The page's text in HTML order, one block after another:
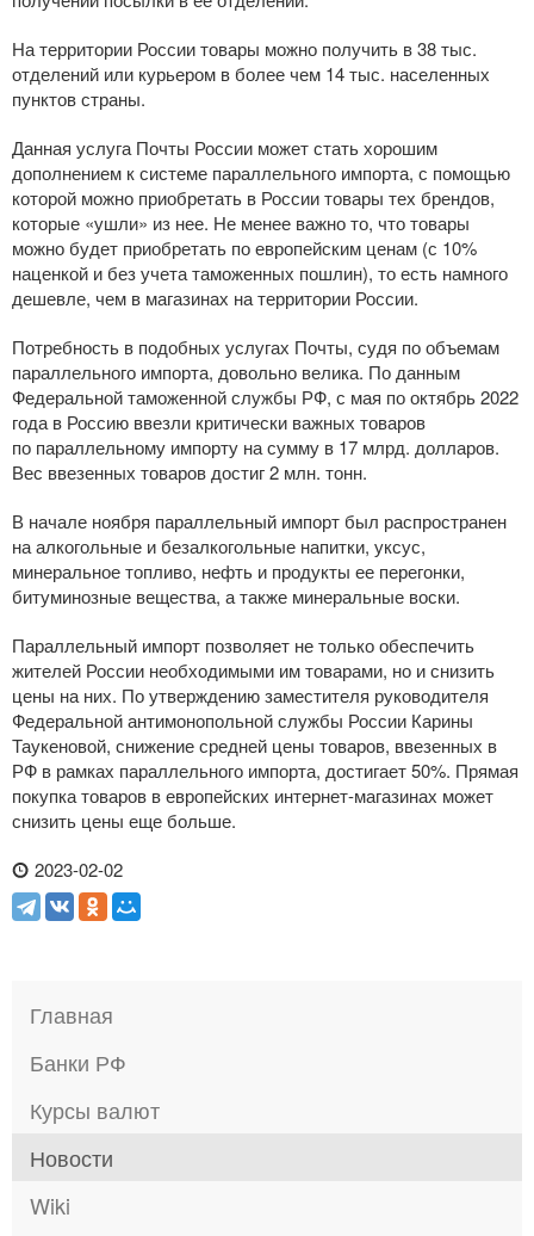
На территории России товары можно получить в 38 тыс.
отделений или курьером в более чем 14 тыс. населенных
пунктов страны.
Данная услуга Почты России может стать хорошим
дополнением к системе параллельного импорта, с помощью
которой можно приобретать в России товары тех брендов,
которые «ушли» из нее. Не менее важно то, что товары
можно будет приобретать по европейским ценам (с 10%
наценкой и без учета таможенных пошлин), то есть намного
дешевле, чем в магазинах на территории России.
Потребность в подобных услугах Почты, судя по объемам
параллельного импорта, довольно велика. По данным
Федеральной таможенной службы РФ, с мая по октябрь 2022
года в Россию ввезли критически важных товаров
по параллельному импорту на сумму в 17 млрд. долларов.
Вес ввезенных товаров достиг 2 млн. тонн.
В начале ноября параллельный импорт был распространен
на алкогольные и безалкогольные напитки, уксус,
минеральное топливо, нефть и продукты ее перегонки,
битуминозные вещества, а также минеральные воски.
Параллельный импорт позволяет не только обеспечить
жителей России необходимыми им товарами, но и снизить
цены на них. По утверждению заместителя руководителя
Федеральной антимонопольной службы России Карины
Таукеновой, снижение средней цены товаров, ввезенных в
РФ в рамках параллельного импорта, достигает 50%. Прямая
покупка товаров в европейских интернет-магазинах может
снизить цены еще больше.
2023-02-02
Главная
Банки РФ
Курсы валют
Новости
Wiki